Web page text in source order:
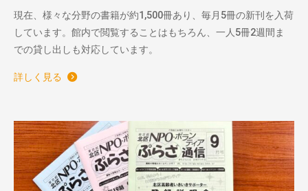
現在、様々な分野の書籍が約1,500冊あり、毎月5冊の新刊を入荷
しています。館内で閲覧することはもちろん、一人5冊2週間ま
での貸し出しも対応しています。
詳しく見る